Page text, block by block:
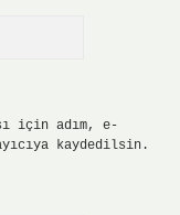
için adım, e-
kaydedilsin.